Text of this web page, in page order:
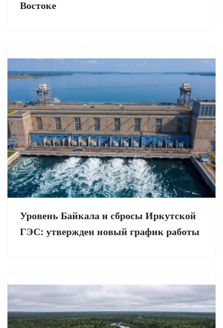
Востоке
Уровень Байкала и сбросы Иркутской
ГЭС: утвержден новый график работы